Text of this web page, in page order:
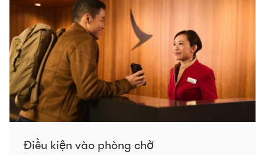
Điều kiện vào phòng chờ